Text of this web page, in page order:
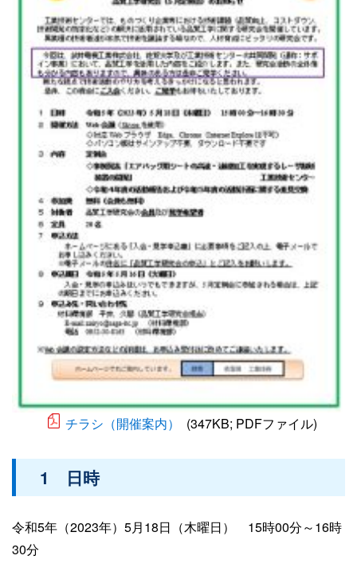
チラシ（開催案内） (347KB; PDFファイル)
1 日時
令和5年（2023年）5月18日（木曜日） 15時00分～16時
30分